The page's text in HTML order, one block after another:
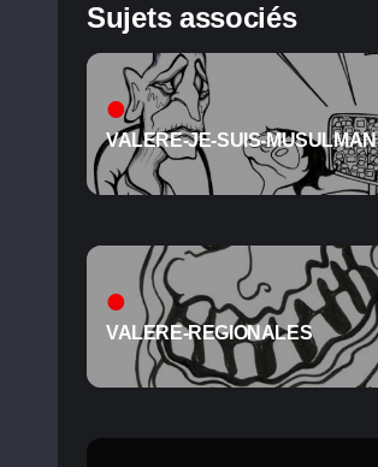
Sujets associés
VALERE-JE-SUIS-MUSULMAN
VALERE-REGIONALES